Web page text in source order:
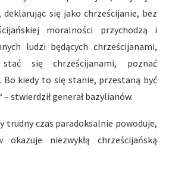
się jako chrześcijanie, bez
moralności przychodzą i
ludzi będących chrześcijanami,
się chrześcijanami, poznać
Bo kiedy to się stanie, przestaną być
stwierdził generał bazylianów.
trudny czas paradoksalnie powoduje,
niezwykłą chrześcijańską